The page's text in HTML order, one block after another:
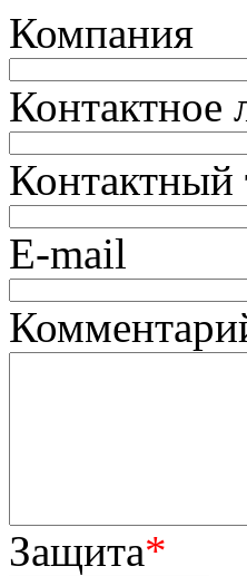
Компания
Контактное
Контактный
E-mail
Защита*